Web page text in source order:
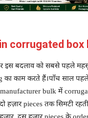
corrugated box
इस बदलाव को सबसे पहले
का काम करते हैं।पाँच साल
bulk में
हज़ार pieces तक सिमटी